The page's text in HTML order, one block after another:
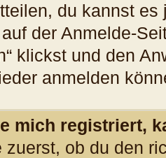
du kannst
der Anmelde-
klickst und den
anmelden
mich registriert,
zuerst, ob du den